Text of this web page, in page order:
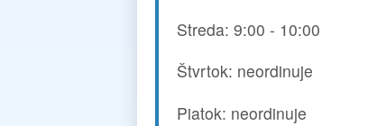
Streda: 9:00 - 10:00
Štvrtok: neordinuje
Piatok: neordinuje